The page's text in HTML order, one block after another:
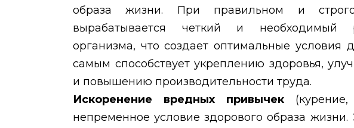
образа жизни. При правильном и
вырабатывается четкий и необходимый
организма, что создает оптимальные условия
самым способствует укреплению здоровья,
и повышению производительности труда.
Искоренение вредных привычек
непременное условие здорового образа